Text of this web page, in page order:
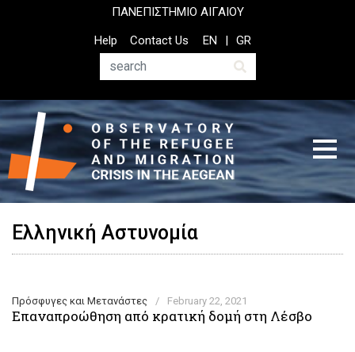
ΠΑΝΕΠΙΣΤΗΜΙΟ ΑΙΓΑΙΟΥ
Top
Header
Help
Contact Us
Search
EN GR
Ελληνική Αστυνομία
Πρόσφυγες και Μετανάστες / February 22, 2021
Επαναπροώθηση από κρατική δομή στη Λέσβο